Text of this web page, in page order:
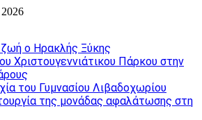
o Ηρακλής Ξύκης
Χριστουγεννιάτικου Πάρκου στην
του Γυμνασίου Λιβαδοχωρίου
της μονάδας αφαλάτωσης στη